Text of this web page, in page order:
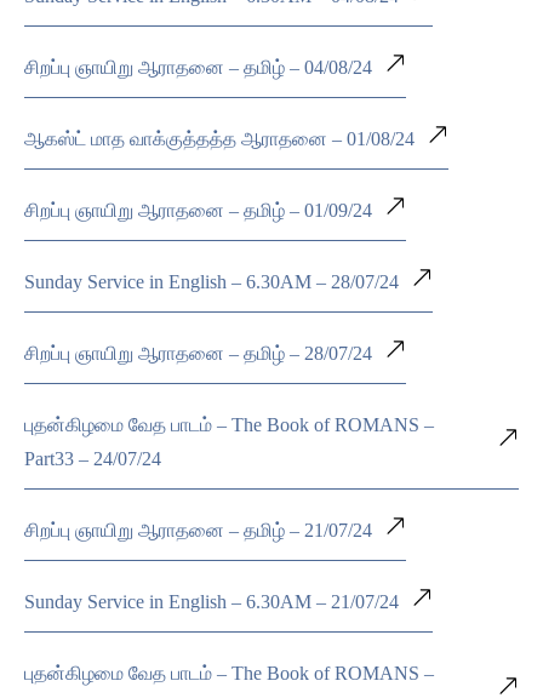
சிறப்பு ஞாயிறு ஆராதனை – தமிழ் – 04/08/24
ஆகஸ்ட் மாத வாக்குத்தத்த ஆராதனை – 01/08/24
சிறப்பு ஞாயிறு ஆராதனை – தமிழ் – 01/09/24
Sunday Service in English – 6.30AM – 28/07/24
சிறப்பு ஞாயிறு ஆராதனை – தமிழ் – 28/07/24
புதன்கிழமை வேத பாடம் – The Book of ROMANS –
Part33 – 24/07/24
சிறப்பு ஞாயிறு ஆராதனை – தமிழ் – 21/07/24
Sunday Service in English – 6.30AM – 21/07/24
புதன்கிழமை வேத பாடம் – The Book of ROMANS –